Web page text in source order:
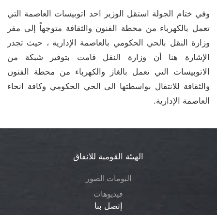
‎‎وفي ختام الجولة استقل الوزير احد اتوبيسات العاصمة التي
تعمل بالكهرباء من محطة الفنون والثقافة متوجهاً إلى مقر
وزارة النقل بالحي الحكومي بالعاصمة الإدارية ، حيث تجدر
الإشارة هنا أن وزارة النقل قامت بتوفير شبكة من
الاتوبيسات التي تعمل بالغاز والكهرباء من محطة الفنون
والثقافة للانتقال بواسطتها الى الحي الحكومي وكافة انحاء
العاصمة الإدارية.
الهيئة القومية للانفاق
البومات الصور
فيديوهات
إتصل بنا